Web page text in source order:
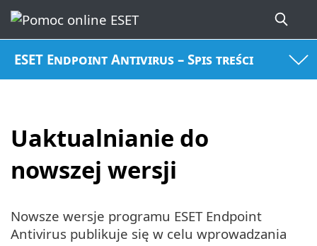
ESET Endpoint Antivirus – Spis treści
Uaktualnianie do
nowszej wersji
Nowsze wersje programu ESET Endpoint
Antivirus publikuje się w celu wprowadzania